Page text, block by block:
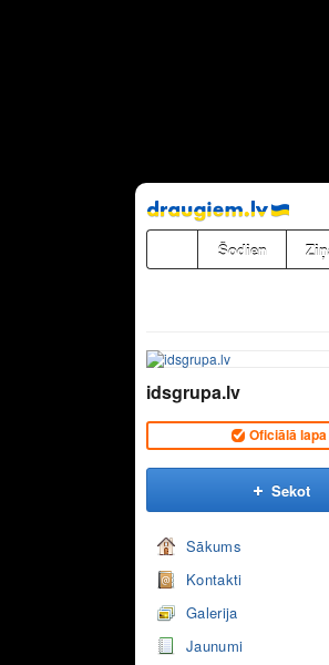
Pāriet
uz
saturu
Šodien
idsgrupa.lv
Oficiālā lapa
Sekot
Sākums
Kontakti
Galerija
Jaunumi